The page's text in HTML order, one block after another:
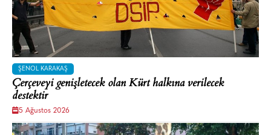
ŞENOL KARAKAŞ
Çerçeveyi genişletecek olan Kürt halkına verilecek
destektir
5 Ağustos 2026